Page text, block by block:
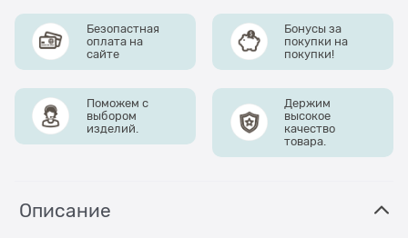
Безопастная
оплата на
сайте
Бонусы за
покупки на
покупки!
Поможем с
выбором
изделий.
Держим
высокое
качество
товара.
Описание